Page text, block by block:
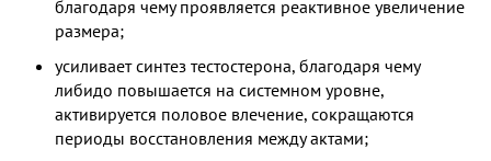
благодаря чему проявляется реактивное увеличение
размера;
усиливает синтез тестостерона, благодаря чему
либидо повышается на системном уровне,
активируется половое влечение, сокращаются
периоды восстановления между актами;